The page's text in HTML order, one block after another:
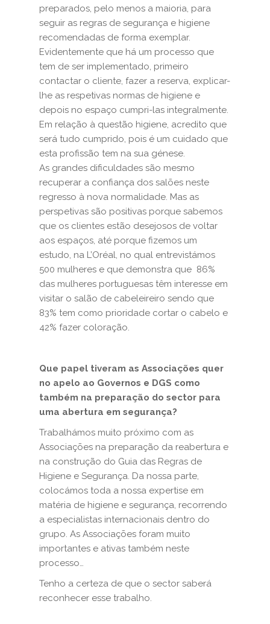
preparados, pelo menos a maioria, para
seguir as regras de segurança e higiene
recomendadas de forma exemplar.
Evidentemente que há um processo que
tem de ser implementado, primeiro
contactar o cliente, fazer a reserva, explicar-
lhe as respetivas normas de higiene e
depois no espaço cumpri-las integralmente.
Em relação à questão higiene, acredito que
será tudo cumprido, pois é um cuidado que
esta profissão tem na sua génese.
As grandes dificuldades são mesmo
recuperar a confiança dos salões neste
regresso à nova normalidade. Mas as
perspetivas são positivas porque sabemos
que os clientes estão desejosos de voltar
aos espaços, até porque fizemos um
estudo, na L’Oréal, no qual entrevistámos
500 mulheres e que demonstra que 86%
das mulheres portuguesas têm interesse em
visitar o salão de cabeleireiro sendo que
83% tem como prioridade cortar o cabelo e
42% fazer coloração.
Que papel tiveram as Associações quer
no apelo ao Governos e DGS como
também na preparação do sector para
uma abertura em segurança?
Trabalhámos muito próximo com as
Associações na preparação da reabertura e
na construção do Guia das Regras de
Higiene e Segurança. Da nossa parte,
colocámos toda a nossa expertise em
matéria de higiene e segurança, recorrendo
a especialistas internacionais dentro do
grupo. As Associações foram muito
importantes e ativas também neste
processo…
Tenho a certeza de que o sector saberá
reconhecer esse trabalho.